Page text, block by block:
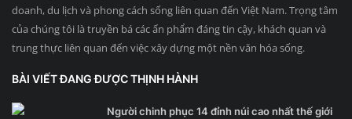
doanh, du lịch và phong cách sống liên quan đến Việt Nam. Trọng tâm
của chúng tôi là truyền bá các ấn phẩm đáng tin cậy, khách quan và
trung thực liên quan đến việc xây dựng một nền văn hóa sống.
BÀI VIẾT ĐANG ĐƯỢC THỊNH HÀNH
Người chinh phục 14 đỉnh núi cao nhất thế giới